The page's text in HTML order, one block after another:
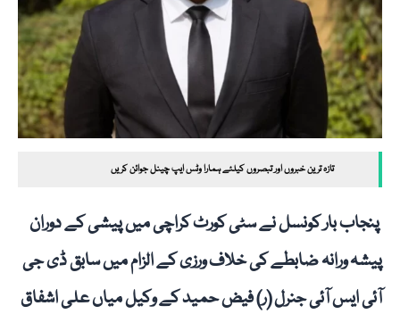
تازہ ترین خبروں اور تبصروں کیلئے ہمارا وٹس ایپ چینل جوائن کریں
پنجاب بار کونسل نے سٹی کورٹ کراچی میں پیشی کے دوران
پیشہ ورانہ ضابطے کی خلاف ورزی کے الزام میں سابق ڈی جی
آئی ایس آئی جنرل (ر) فیض حمید کے وکیل میاں علی اشفاق